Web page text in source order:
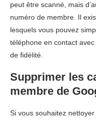
peut être scanné, mais
numéro de membre. Il
lesquels vous pouvez
téléphone en contact
de fidélité.
Supprimer les
membre de
Si vous souhaitez